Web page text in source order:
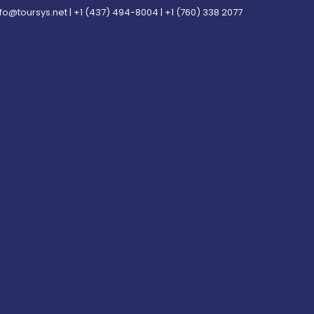
| +1 (437) 494-8004 | +1 (760) 338 2077